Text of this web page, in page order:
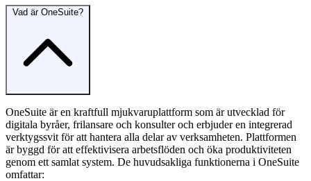
Vad är OneSuite?
OneSuite är en kraftfull mjukvaruplattform som är utvecklad för
digitala byråer, frilansare och konsulter och erbjuder en integrerad
verktygssvit för att hantera alla delar av verksamheten. Plattformen
är byggd för att effektivisera arbetsflöden och öka produktiviteten
genom ett samlat system. De huvudsakliga funktionerna i OneSuite
omfattar: